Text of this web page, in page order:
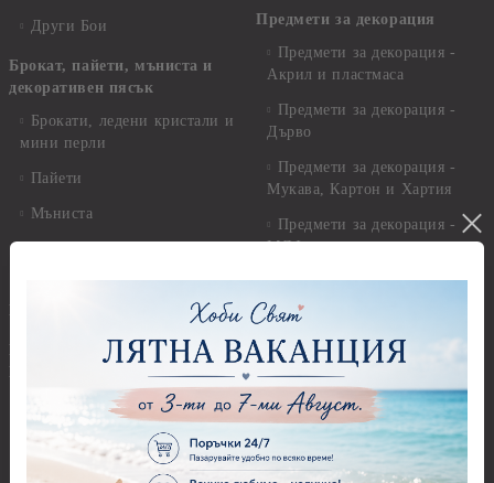
Други Бои
Брокат, пайети, мъниста и
декоративен пясък
Брокати, ледени кристали и
мини перли
Пайети
Мъниста
Висулки
Глина,Гипс, Калъпи,
Елементи, Инструменти
Керамична смес за отливки
Керамични елементи
Елементи от полимерна
Предмети за декорация
Предмети за декорация -
Акрил и пластмаса
Предмети за декорация -
Дърво
Предмети за декорация -
Мукава, Картон и Хартия
Предмети за декорация -
МДФ
Предмети за декорация -
Керамика и метал
Предмети за декорация -
Стирофом
Предмети за декорация -
Стъкло
Предмети за декорация -
Плат, органза, зебло,